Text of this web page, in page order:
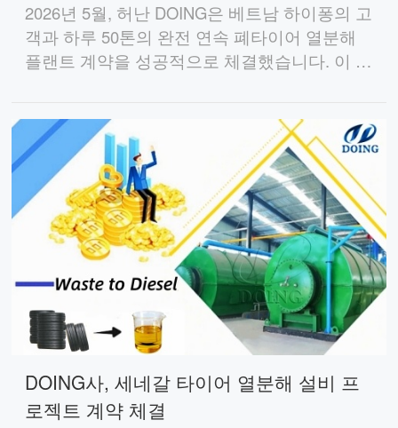
2026년 5월, 허난 DOING은 베트남 하이퐁의 고
객과 하루 50톤의 완전 연속 폐타이어 열분해
플랜트 계약을 성공적으로 체결했습니다. 이 프
DOING사, 세네갈 타이어 열분해 설비 프
로젝트 계약 체결